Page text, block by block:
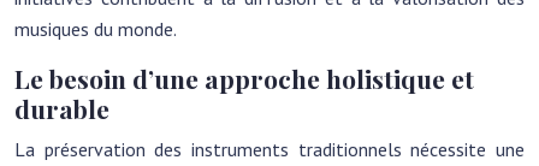
musiques du monde.
Le besoin d’une approche holistique et
durable
La préservation des instruments traditionnels nécessite une